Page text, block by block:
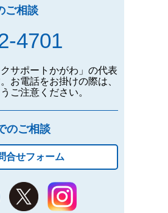
ご相談
4701
サポートかがわ」の代表
お電話をお掛けの際は、
ご注意ください。
のご相談
合せフォーム